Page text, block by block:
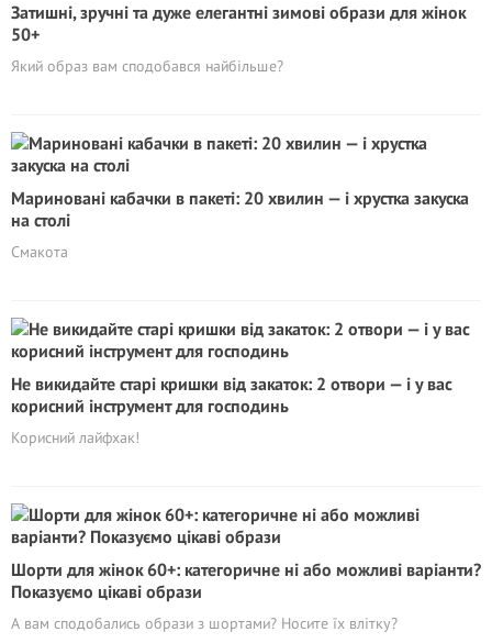
Затишні, зручні та дуже елегантні зимові образи для жінок
50+
Який образ вам сподобався найбільше?
Мариновані кабачки в пакеті: 20 хвилин — і хрустка закуска
на столі
Смакота
Не викидайте старі кришки від закаток: 2 отвори — і у вас
корисний інструмент для господинь
Корисний лайфхак!
Шорти для жінок 60+: категоричне ні або можливі варіанти?
Показуємо цікаві образи
А вам сподобались образи з шортами? Носите їх влітку?